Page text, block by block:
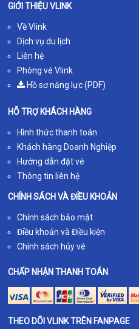
GIỚI THIỆU VLINK
Về Vlink
Dịch vụ du lịch
Liên hệ
Phòng vé Vlink
Hồ sơ năng lực (PDF)
HỖ TRỢ KHÁCH HÀNG
Hình thức thanh toán
Khách hàng Doanh Nghiệp
Hướng dẫn đặt vé
Thông tin liên hệ
CHÍNH SÁCH VÀ ĐIỀU KHOẢN
Chính sách bảo mật
Điều khoản và Điều kiện
Chính sách hủy vé
CHẤP NHẬN THANH TOÁN
THEO DÕI VLINK TRÊN FANPAGE